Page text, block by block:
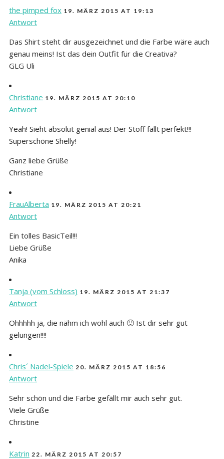
the pimped fox 19. MÄRZ 2015 AT 19:13
Antwort
Das Shirt steht dir ausgezeichnet und die Farbe wäre auch
genau meins! Ist das dein Outfit für die Creativa?
GLG Uli
Christiane 19. MÄRZ 2015 AT 20:10
Antwort
Yeah! Sieht absolut genial aus! Der Stoff fällt perfekt!!!
Superschöne Shelly!
Ganz liebe Grüße
Christiane
FrauAlberta 19. MÄRZ 2015 AT 20:21
Antwort
Ein tolles BasicTeil!!!
Liebe Grüße
Anika
Tanja (vom Schloss) 19. MÄRZ 2015 AT 21:37
Antwort
Ohhhhh ja, die nähm ich wohl auch 🙂 Ist dir sehr gut
gelungen!!!!
Chris´ Nadel-Spiele 20. MÄRZ 2015 AT 18:56
Antwort
Sehr schön und die Farbe gefällt mir auch sehr gut.
Viele Grüße
Christine
Katrin 22. MÄRZ 2015 AT 20:57